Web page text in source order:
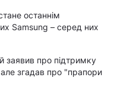
останнім
Samsung – серед них
заявив про підтримку
але згадав про "прапори